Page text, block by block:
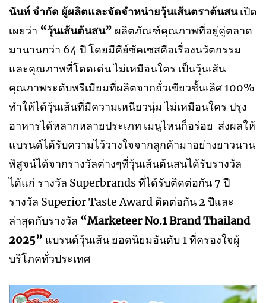
นันท์ จำกัด ผู้ผลิตและจัดจำหน่ายวุ้นเส้นตราต้นสนเปิด
เผยว่า “วุ้นเส้นต้นสน” ผลิตภัณฑ์คุณภาพที่อยู่คู่ตลาด
มานานกว่า 64 ปี โดยมีคีย์ซัคเซสคือเรื่องนวัตกรรม
และคุณภาพที่โดดเด่น ไม่เหมือนใคร เป็นวุ้นเส้น
คุณภาพระดับพรีเมียมที่ผลิตจากถั่วเขียวชั้นเลิศ 100%
ทำให้ได้วุ้นเส้นที่มีความเหนียวนุ่ม ไม่เหมือนใคร ปรุง
อาหารได้หลากหลายประเภท เมนูไหนก็อร่อย ส่งผลให้
แบรนด์ได้รับความไว้วางใจจากลูกค้ามาอย่างยาวนาน
พิสูจน์ได้จากรางวัลต่างๆที่วุ้นเส้นต้นสนได้รับรางวัล
ได้แก่ รางวัล Superbrands ที่ได้รับติดต่อกัน 7 ปี
รางวัล Superior Taste Award ติดต่อกัน 2 ปีและ
ล่าสุดกับรางวัล “Marketeer No.1 Brand Thailand
2025” แบรนด์วุ้นเส้น ยอดนิยมอันดับ 1 ที่ครองใจผู้
บริโภคทั่วประเทศ